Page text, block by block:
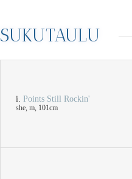
SUKUTAULU
i. Points Still Rockin'
she, m, 101cm